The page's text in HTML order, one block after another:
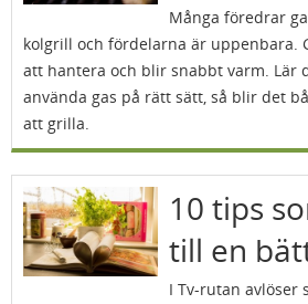
Många föredrar
kolgrill och fördelarna är uppenbara.
att hantera och blir snabbt varm. Lär
använda gas på rätt sätt, så blir det
att grilla.
10 tips
till en
I Tv-rutan avlöser